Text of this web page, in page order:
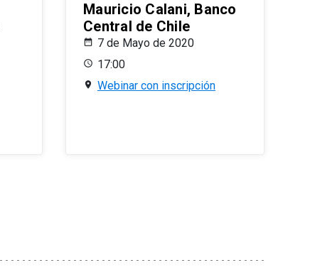
Mauricio Calani, Banco
Central de Chile
7 de Mayo de 2020
17:00
Webinar con inscripción